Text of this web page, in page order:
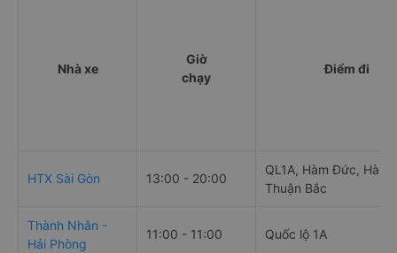
Nhà xe
Giờ
chạy
Điểm đi
HTX Sài Gòn 13:00 - 20:00
QL1A, Hàm Đức, Hàm
Thuận Bắc
Thành Nhân -
Hải Phòng
11:00 - 11:00 Quốc lộ 1A